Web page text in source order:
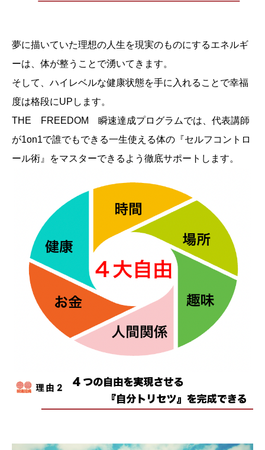
夢に描いていた理想の人生を現実のものにするエネルギ
ーは、体が整うことで湧いてきます。
そして、ハイレベルな健康状態を手に入れることで幸福
度は格段にUPします。
THE FREEDOM 瞬速達成プログラムでは、代表講師
が1on1で誰でもできる一生使える体の『セルフコントロ
ール術』をマスターできるよう徹底サポートします。